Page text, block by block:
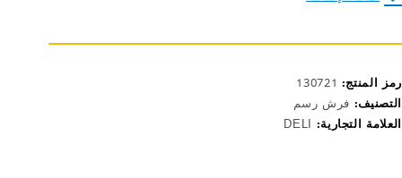
رسم
رمز المنتج: 130721
التصنيف: فرش رسم
العلامة التجارية: DELI